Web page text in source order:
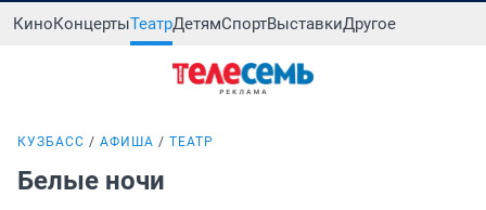
КиноКонцертыТеатрДетямСпортВыставкиДругое
КУЗБАСС АФИША ТЕАТР
Белые ночи